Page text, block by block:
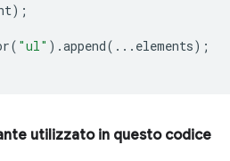
);
( "ul" ).append(... elements);
utilizzato in questo codice